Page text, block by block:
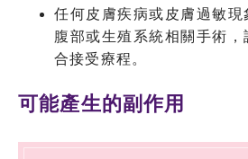
任何皮膚疾病或皮膚過敏
腹部或生殖系統相關手術
合接受療程。
可能產生的副作用